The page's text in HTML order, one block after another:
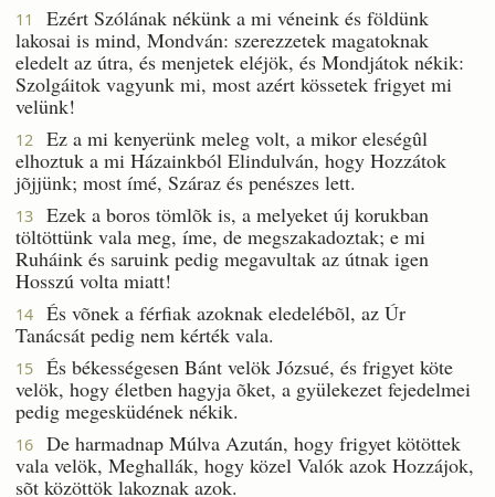
11
Ezért Szólának nékünk a mi véneink és földünk
lakosai is mind, Mondván: szerezzetek magatoknak
eledelt az útra, és menjetek eléjök, és Mondjátok nékik:
Szolgáitok vagyunk mi, most azért kössetek frigyet mi
velünk!
12
Ez a mi kenyerünk meleg volt, a mikor eleségûl
elhoztuk a mi Házainkból Elindulván, hogy Hozzátok
jõjjünk; most ímé, Száraz és penészes lett.
13
Ezek a boros tömlõk is, a melyeket új korukban
töltöttünk vala meg, íme, de megszakadoztak; e mi
Ruháink és saruink pedig megavultak az útnak igen
Hosszú volta miatt!
14
És võnek a férfiak azoknak eledelébõl, az Úr
Tanácsát pedig nem kérték vala.
15
És békességesen Bánt velök Józsué, és frigyet köte
velök, hogy életben hagyja õket, a gyülekezet fejedelmei
pedig megesküdének nékik.
16
De harmadnap Múlva Azután, hogy frigyet kötöttek
vala velök, Meghallák, hogy közel Valók azok Hozzájok,
sõt közöttök lakoznak azok.